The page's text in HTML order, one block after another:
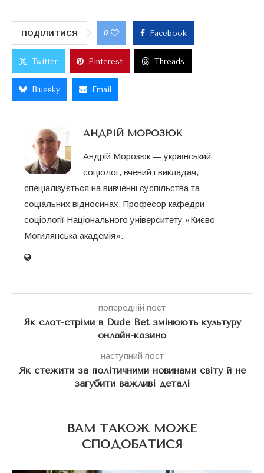
ПОДІЛИТИСЯ 0 Facebook
Twitter Pinterest Threads
Bluesky Email
АНДРІЙ МОРОЗЮК
Андрій Морозюк — український
соціолог, вчений і викладач,
спеціалізується на вивченні суспільства та
соціальних відносинах. Професор кафедри
соціології Національного університету «Києво-
Могилянська академія».
попередній пост
Як слот-стріми в Dude Bet змінюють культуру
онлайн-казино
наступний пост
Як стежити за політичними новинами світу й не
загубити важливі деталі
ВАМ ТАКОЖ МОЖЕ
СПОДОБАТИСЯ